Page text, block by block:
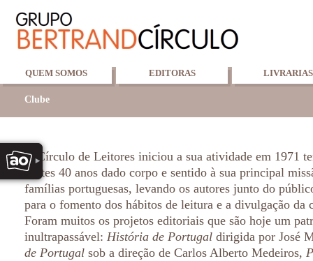
QUEM SOMOS EDITORAS LIVRARIAS
Clube
O Círculo de Leitores iniciou a sua atividade em 1971
destes 40 anos dado corpo e sentido à sua principal
famílias portuguesas, levando os autores junto do
para o fomento dos hábitos de leitura e a divulgação da
Foram muitos os projetos editoriais que são hoje um
inultrapassável: História de Portugal dirigida por José
de Portugal sob a direção de Carlos Alberto Medeiros,